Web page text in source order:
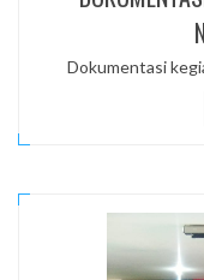
Dokumentasi